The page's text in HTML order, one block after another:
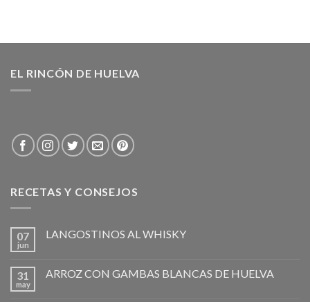
EL RINCÓN DE HUELVA
RECETAS Y CONSEJOS
07
jun
LANGOSTINOS AL WHISKY
31
may
ARROZ CON GAMBAS BLANCAS DE HUELVA